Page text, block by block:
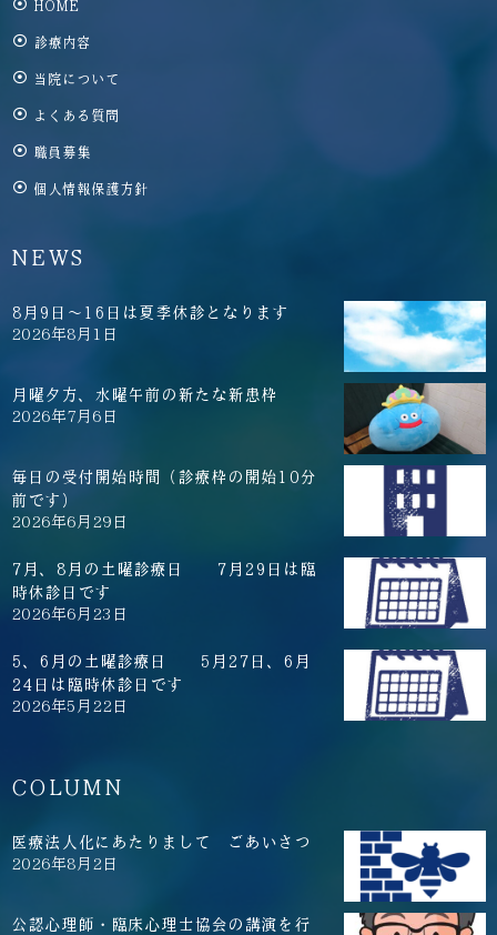
HOME
診療内容
当院について
よくある質問
職員募集
個人情報保護方針
NEWS
8月9日～16日は夏季休診となります
2026年8月1日
月曜夕方、水曜午前の新たな新患枠
2026年7月6日
毎日の受付開始時間（診療枠の開始10分
前です）
2026年6月29日
7月、8月の土曜診療日 7月29日は臨
時休診日です
2026年6月23日
5、6月の土曜診療日 5月27日、6月
24日は臨時休診日です
2026年5月22日
COLUMN
医療法人化にあたりまして ごあいさつ
2026年8月2日
公認心理師・臨床心理士協会の講演を行